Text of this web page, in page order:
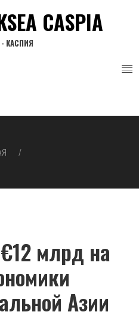
CASPIA
КАСПИЯ
млрд на
Азии